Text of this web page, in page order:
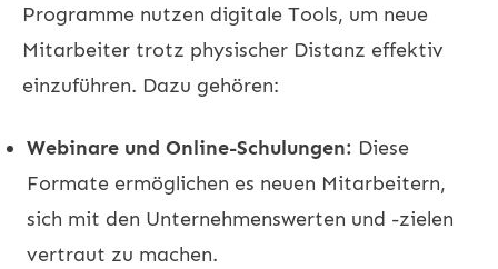
Programme nutzen digitale Tools, um neue
Mitarbeiter trotz physischer Distanz effektiv
einzuführen. Dazu gehören:
Webinare und Online-Schulungen: Diese
Formate ermöglichen es neuen Mitarbeitern,
sich mit den Unternehmenswerten und -zielen
vertraut zu machen.